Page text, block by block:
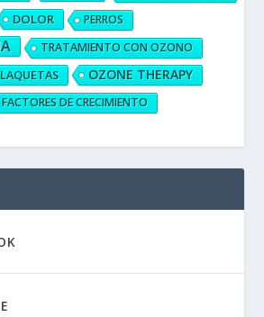
DOLOR PERROS
TRATAMIENTO CON OZONO
OZONE THERAPY
FACTORES DE CRECIMIENTO